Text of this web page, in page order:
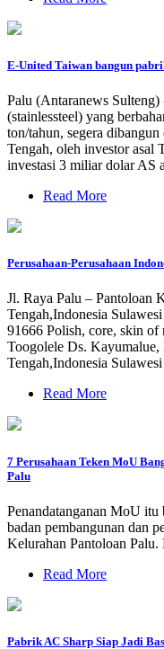
E-United Taiwan bangun
Palu (Antaranews Sulteng)
(stainlessteel) yang
ton/tahun, segera
Tengah, oleh investor asal
investasi 3 miliar dolar AS
Read More
Perusahaan-Perusahaan
Jl. Raya Palu – Pantoloan
Tengah,Indonesia
91666 Polish, core, skin of
Toogolele Ds. Kayumalue,
Tengah,Indonesia
Read More
7 Perusahaan Teken MoU
Palu
Penandatanganan MoU
badan pembangunan dan
Kelurahan Pantoloan Palu.
Read More
Pabrik AC Sharp Siap Jadi